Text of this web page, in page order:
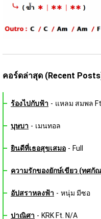
คอร์ดล่าสุด (Recent
ร้องไปกับฟ้า - แหลม สมพล Ft.
บุษบา - เมนทอล
ยินดีที่เธอสุขเสมอ - Full
ความรักของยักษ์เขียว (ทศกั
อัปสราหลงฟ้า - หนุ่ม มีซอ
ปาณิศา - KRK Ft. N/A